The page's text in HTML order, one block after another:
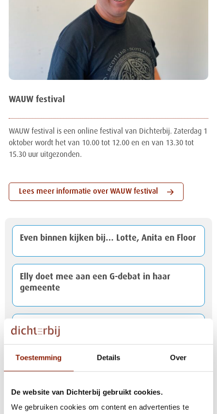
Toestemming Details Over
De website van Dichterbij gebruikt cookies.
We gebruiken cookies om content en advertenties te
Even binnen kijken bij… Lotte, Anita en Floor
Elly doet mee aan een G-debat in haar
gemeente
Stemduo: Rob en Ron helpen mee tijdens de
gemeenteraadsverkiezingen
vluchtelingen uit Oekraïne
WAUW festival
WAUW festival is een online festival van Dichterbij. Zaterdag 1
oktober wordt het van 10.00 tot 12.00 en en van 13.30 tot
15.30 uur uitgezonden.
Lees meer informatie over WAUW festival